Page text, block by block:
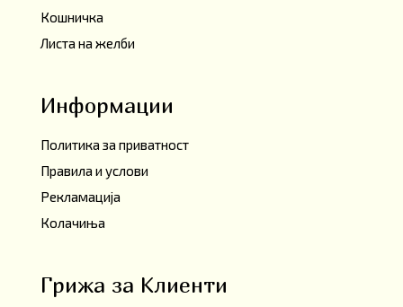
Кошничка
Листа на желби
Информации
Политика за приватност
Правила и услови
Рекламација
Колачиња
Грижа за Клиенти